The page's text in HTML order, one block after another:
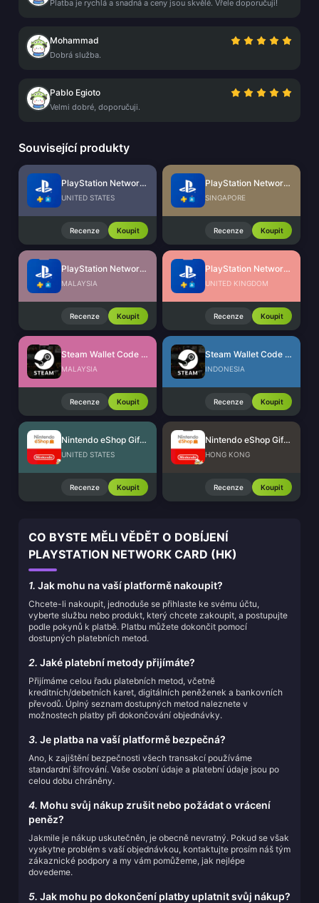
Platba je rychlá a snadná a ceny jsou skvělé. Vřele doporučuji!
Mohammad
Dobrá služba.
Pablo Egioto
Velmi dobré, doporučuji.
Související produkty
PlayStation Network Card (US)
UNITED STATES
Recenze Koupit
PlayStation Network Card (SG)
SINGAPORE
Recenze Koupit
PlayStation Network Card (MY)
MALAYSIA
Recenze Koupit
PlayStation Network Card (UK)
UNITED KINGDOM
Recenze Koupit
Steam Wallet Code (MYR)
MALAYSIA
Recenze Koupit
Steam Wallet Code (IDR)
INDONESIA
Recenze Koupit
Nintendo eShop Gift Card (US)
UNITED STATES
Recenze Koupit
Nintendo eShop Gift Card (HK)
HONG KONG
Recenze Koupit
CO BYSTE MĚLI VĚDĚT O DOBÍJENÍ
PLAYSTATION NETWORK CARD (HK)
1. Jak mohu na vaší platformě nakoupit?
Chcete-li nakoupit, jednoduše se přihlaste ke svému účtu,
vyberte službu nebo produkt, který chcete zakoupit, a postupujte
podle pokynů k platbě. Platbu můžete dokončit pomocí
dostupných platebních metod.
2. Jaké platební metody přijímáte?
Přijímáme celou řadu platebních metod, včetně
kreditních/debetních karet, digitálních peněženek a bankovních
převodů. Úplný seznam dostupných metod naleznete v
možnostech platby při dokončování objednávky.
3. Je platba na vaší platformě bezpečná?
Ano, k zajištění bezpečnosti všech transakcí používáme
standardní šifrování. Vaše osobní údaje a platební údaje jsou po
celou dobu chráněny.
4. Mohu svůj nákup zrušit nebo požádat o vrácení
peněz?
Jakmile je nákup uskutečněn, je obecně nevratný. Pokud se však
vyskytne problém s vaší objednávkou, kontaktujte prosím náš tým
zákaznické podpory a my vám pomůžeme, jak nejlépe
dovedeme.
5. Jak mohu po dokončení platby uplatnit svůj nákup?